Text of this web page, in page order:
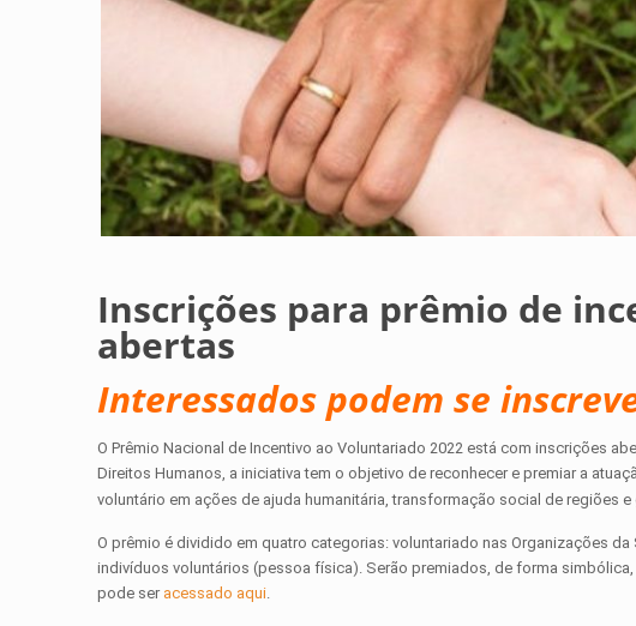
Inscrições para prêmio de
abertas
Interessados podem se
O Prêmio Nacional de Incentivo ao Voluntariado 2022 está com inscrições
Direitos Humanos, a iniciativa tem o objetivo de reconhecer e premiar a
voluntário em ações de ajuda humanitária, transformação social de regiões
O prêmio é dividido em quatro categorias: voluntariado nas Organizações
indivíduos voluntários (pessoa física). Serão premiados, de forma
pode ser acessado aqui.